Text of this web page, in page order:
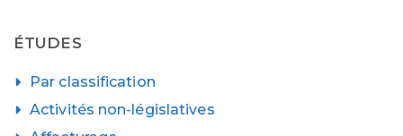
ÉTUDES
Par classification
Activités non-législatives